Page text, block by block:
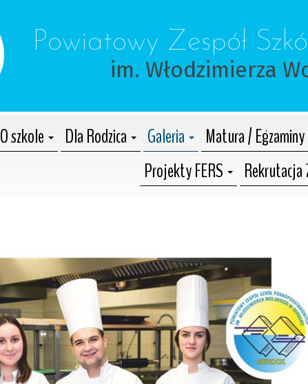
Powiatowy Zespół
im. Włodzimierza
O szkole Dla Rodzica Galeria Matura /
Projekty FERS